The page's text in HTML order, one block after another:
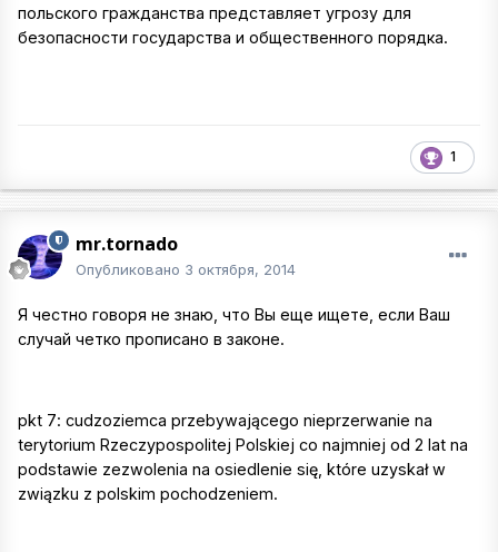
польского гражданства представляет угрозу для
безопасности государства и общественного порядка.
1
mr.tornado
Опубликовано 3 октября, 2014
Я честно говоря не знаю, что Вы еще ищете, если Ваш
случай четко прописано в законе.
pkt 7: cudzoziemca przebywającego nieprzerwanie na
terytorium Rzeczypospolitej Polskiej co najmniej od 2 lat na
podstawie zezwolenia na osiedlenie się, które uzyskał w
związku z polskim pochodzeniem.